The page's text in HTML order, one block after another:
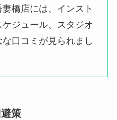
橋店には、インスト
ジュール、スタジオ
口コミが見られまし
策